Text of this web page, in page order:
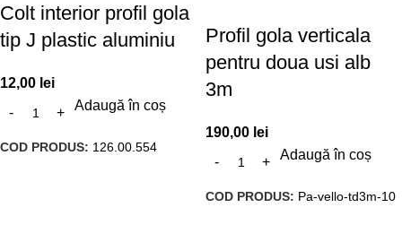
Colt interior profil gola
tip J plastic aluminiu
12,00 lei
Adaugă în coș
COD PRODUS: 126.00.554
Profil gola verticala
pentru doua usi alb
3m
190,00 lei
Adaugă în coș
COD PRODUS: Pa-vello-td3m-10